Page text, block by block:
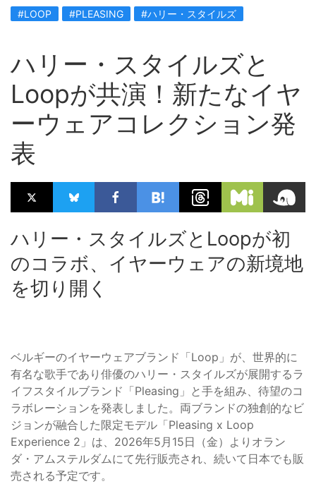
#LOOP #PLEASING #ハリー・スタイルズ
ハリー・スタイルズと
Loopが共演！新たなイヤ
ーウェアコレクション発
表
ハリー・スタイルズとLoopが初
のコラボ、イヤーウェアの新境地
を切り開く
ベルギーのイヤーウェアブランド「Loop」が、世界的に
有名な歌手であり俳優のハリー・スタイルズが展開するラ
イフスタイルブランド「Pleasing」と手を組み、待望のコ
ラボレーションを発表しました。両ブランドの独創的なビ
ジョンが融合した限定モデル「Pleasing x Loop
Experience 2」は、2026年5月15日（金）よりオラン
ダ・アムステルダムにて先行販売され、続いて日本でも販
売される予定です。